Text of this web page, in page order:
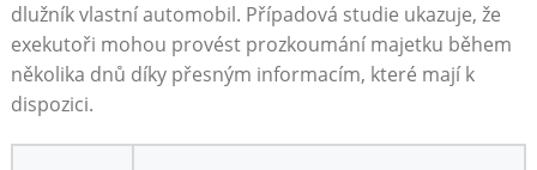
dlužník vlastní automobil. Případová studie ukazuje, že
exekutoři mohou provést⁢ prozkoumání majetku ⁤během
několika ‌dnů díky přesným informacím, které mají k
dispozici.